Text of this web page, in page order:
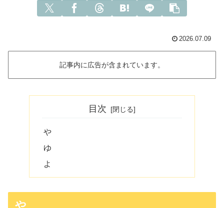
2026.07.09
記事内に広告が含まれています。
目次
や
ゆ
よ
や